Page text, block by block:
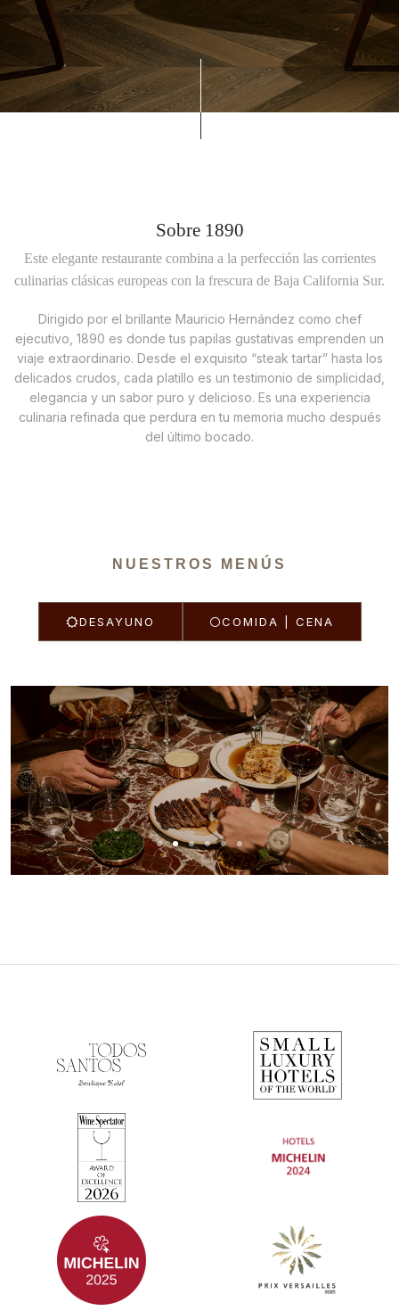
Sobre 1890
Este elegante restaurante combina a la perfección las corrientes
culinarias clásicas europeas con la frescura de Baja California Sur.
Dirigido por el brillante Mauricio Hernández como chef
ejecutivo, 1890 es donde tus papilas gustativas emprenden un
viaje extraordinario. Desde el exquisito “steak tartar” hasta los
delicados crudos, cada platillo es un testimonio de simplicidad,
elegancia y un sabor puro y delicioso. Es una experiencia
culinaria refinada que perdura en tu memoria mucho después
del último bocado.
NUESTROS MENÚS
DESAYUNO COMIDA | CENA